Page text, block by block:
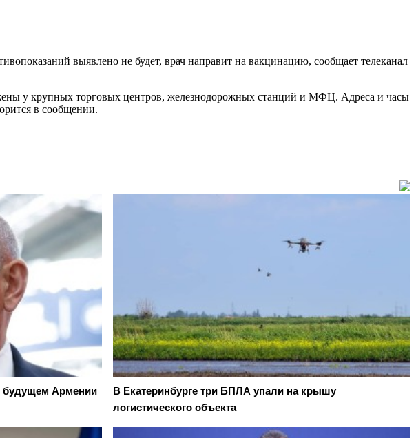
выявлено не будет, врач направит на вакцинацию, сообщает телеканал
у крупных торговых центров, железнодорожных станций и МФЦ. Адреса и часы
в сообщении.
будущем Армении
В Екатеринбурге три БПЛА упали на крышу
логистического объекта